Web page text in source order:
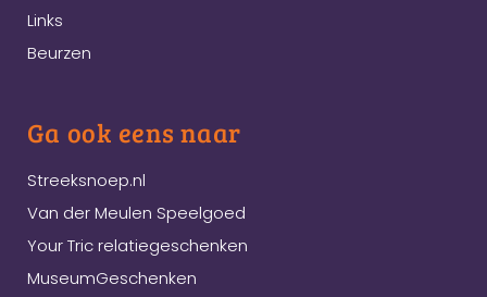
Links
Beurzen
Ga ook eens naar
Streeksnoep.nl
Van der Meulen Speelgoed
Your Tric relatiegeschenken
MuseumGeschenken